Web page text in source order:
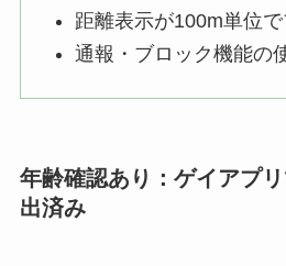
距離表示が100m単位
通報・ブロック機能の
年齢確認あり：ゲイアプ
出済み